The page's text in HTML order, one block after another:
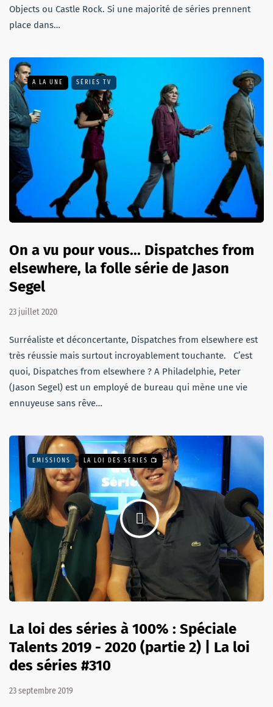
Objects ou Castle Rock. Si une majorité de séries prennent
place dans…
A LA UNE SÉRIES TV
On a vu pour vous... Dispatches from
elsewhere, la folle série de Jason
Segel
23 juillet 2020
Surréaliste et déconcertante, Dispatches from elsewhere est
très réussie mais surtout incroyablement touchante. C’est
quoi, Dispatches from elsewhere ? A Philadelphie, Peter
(Jason Segel) est un employé de bureau qui mène une vie
ennuyeuse sans rêve…
EMISSIONS LA LOI DES SÉRIES 📺
La loi des séries à 100% : Spéciale
Talents 2019 - 2020 (partie 2) | La loi
des séries #310
23 septembre 2019